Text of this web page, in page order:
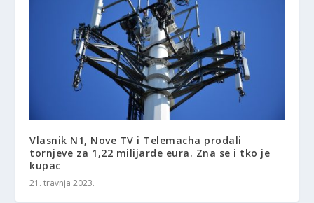
Vlasnik N1, Nove TV i Telemacha prodali
tornjeve za 1,22 milijarde eura. Zna se i tko je
kupac
21. travnja 2023.